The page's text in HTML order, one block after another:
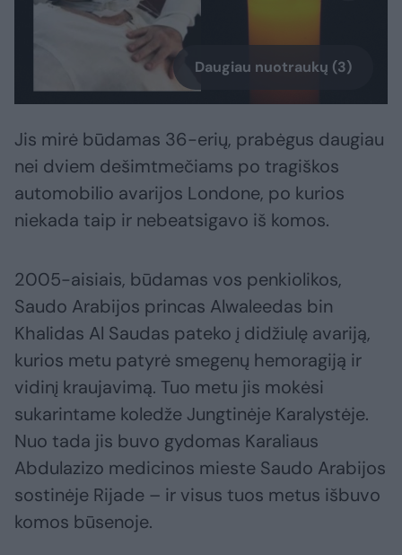
Daugiau nuotraukų (3)
Jis mirė būdamas 36-erių, prabėgus daugiau
nei dviem dešimtmečiams po tragiškos
automobilio avarijos Londone, po kurios
niekada taip ir nebeatsigavo iš komos.
2005-aisiais, būdamas vos penkiolikos,
Saudo Arabijos princas Alwaleedas bin
Khalidas Al Saudas pateko į didžiulę avariją,
kurios metu patyrė smegenų hemoragiją ir
vidinį kraujavimą. Tuo metu jis mokėsi
sukarintame koledže Jungtinėje Karalystėje.
Nuo tada jis buvo gydomas Karaliaus
Abdulazizo medicinos mieste Saudo Arabijos
sostinėje Rijade – ir visus tuos metus išbuvo
komos būsenoje.